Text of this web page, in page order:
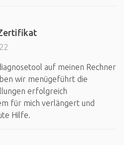
auf meinen Rechner
wir menügeführt die
erfolgreich
für mich verlängert und
Hilfe.